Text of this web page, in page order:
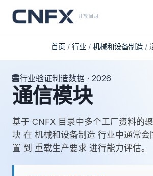
开放目录
首页 / 行业 / 机械和设备制造 /
行业验证制造数据 · 2026
通信模块
基于 CNFX 目录中多个工厂资料的
块 在 机械和设备制造 行业中通常
置 到 重载生产要求 进行能力评估。